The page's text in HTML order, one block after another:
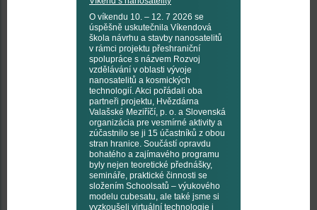
O víkendu 10. – 12. 7 2026 se
úspěšně uskutečnila Víkendová
škola návrhu a stavby nanosatelitů
v rámci projektu přeshraniční
spolupráce s názvem Rozvoj
vzdělávání v oblasti vývoje
nanosatelitů a kosmických
technologií. Akci pořádali oba
partneři projektu, Hvězdárna
Valašské Meziříčí, p. o. a Slovenská
organizácia pre vesmírné aktivity a
zúčastnilo se ji 15 účastníků z obou
stran hranice. Součástí opravdu
bohatého a zajímavého programu
byly nejen teoretické přednášky,
semináře, praktické činnosti se
složením Schoolsatů – výukového
modelu cubesatu, ale také jsme si
vyzkoušeli virtuální technologie i